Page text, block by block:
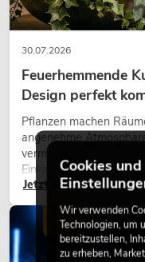
30.07.2026
Feuerhemmende
Design perfekt
Pflanzen machen
angenehme
vermitteln Natürlichkeit.
Einkaufszentren,
eine hochwertige
modernen
Jetzt lesen
LICHT
Cookies
Wir verwenden
Technologien, um
bereitzustellen,
zu erheben,